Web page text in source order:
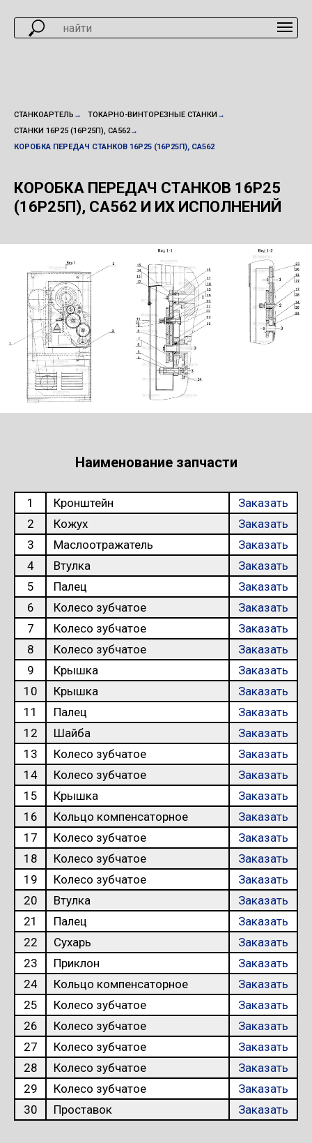
СТАНКОАРТЕЛЬ → ТОКАРНО-ВИНТОРЕЗНЫЕ СТАНКИ →
СТАНКИ 16Р25 (16Р25П), СА562→
КОРОБКА ПЕРЕДАЧ СТАНКОВ 16Р25 (16Р25П), СА562
КОРОБКА ПЕРЕДАЧ СТАНКОВ 16Р25
(16Р25П), СА562 И ИХ ИСПОЛНЕНИЙ
Наименование запчасти
1 Кронштейн
Заказать
2
Кожух
Заказать
3
Маслоотражатель
Заказать
4
Втулка
Заказать
5
Палец
Заказать
6
Колесо зубчатое
Заказать
7
Колесо зубчатое
Заказать
8
Колесо зубчатое
Заказать
9
Крышка
Заказать
10
Крышка
Заказать
11
Палец
Заказать
12
Шайба
Заказать
13
Колесо зубчатое
Заказать
14
Колесо зубчатое
Заказать
15
Крышка
Заказать
16
Кольцо компенсаторное
Заказать
17
Колесо зубчатое
Заказать
18
Колесо зубчатое
Заказать
19
Колесо зубчатое
Заказать
20
Втулка
Заказать
21
Палец
Заказать
22
Сухарь
Заказать
23
Приклон
Заказать
24
Кольцо компенсаторное
Заказать
25
Колесо зубчатое
Заказать
26
Колесо зубчатое
Заказать
27
Колесо зубчатое
Заказать
28
Колесо зубчатое
Заказать
29
Колесо зубчатое
Заказать
30
Проставок Заказать